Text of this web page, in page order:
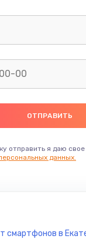
отправить я даю свое
данных.
смартфонов в